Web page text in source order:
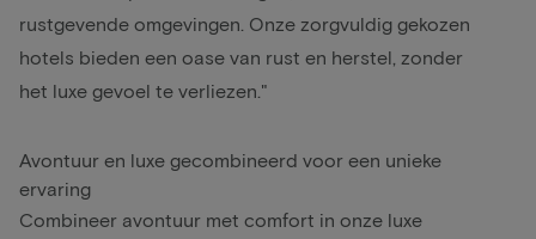
rustgevende omgevingen. Onze zorgvuldig gekozen
hotels bieden een oase van rust en herstel, zonder
het luxe gevoel te verliezen."
Avontuur en luxe gecombineerd voor een unieke
ervaring
Combineer avontuur met comfort in onze luxe